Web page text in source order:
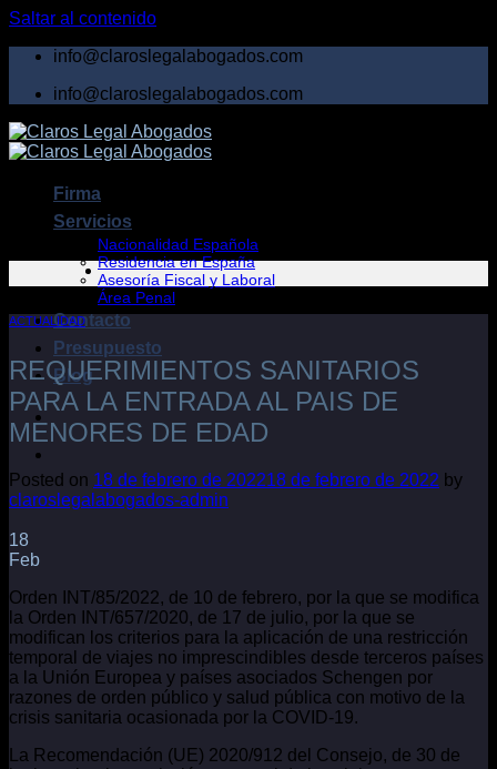
Saltar al contenido
info@claroslegalabogados.com
info@claroslegalabogados.com
Firma
Servicios
Nacionalidad Española
Residencia en España
Asesoría Fiscal y Laboral
Área Penal
Contacto
Presupuesto
Blog
ACTUALIDAD
REQUERIMIENTOS SANITARIOS
PARA LA ENTRADA AL PAIS DE
MENORES DE EDAD
Posted on 18 de febrero de 202218 de febrero de 2022 by
claroslegalabogados-admin
18
Feb
Orden INT/85/2022, de 10 de febrero, por la que se modifica
la Orden INT/657/2020, de 17 de julio, por la que se
modifican los criterios para la aplicación de una restricción
temporal de viajes no imprescindibles desde terceros países
a la Unión Europea y países asociados Schengen por
razones de orden público y salud pública con motivo de la
crisis sanitaria ocasionada por la COVID-19.
La Recomendación (UE) 2020/912 del Consejo, de 30 de